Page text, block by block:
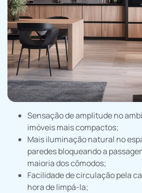
Sensação de amplitude no
imóveis mais compactos;
Mais iluminação natural no
paredes bloqueando a
maioria dos cômodos;
Facilidade de circulação pela
hora de limpá-la;